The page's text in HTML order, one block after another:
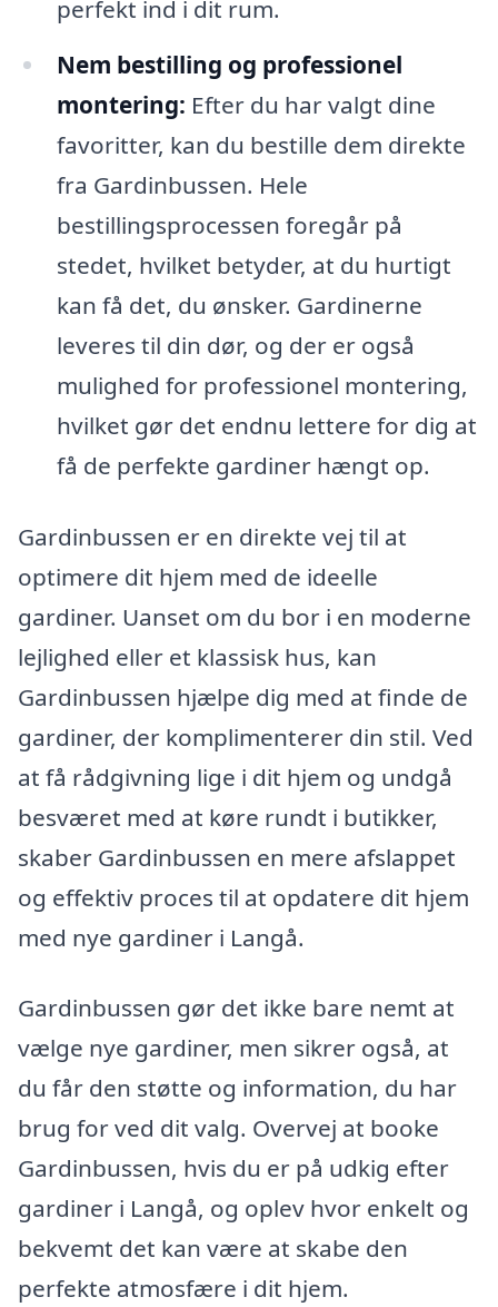
perfekt ind i dit rum.
Nem bestilling og professionel
montering: Efter du har valgt dine
favoritter, kan du bestille dem direkte
fra Gardinbussen. Hele
bestillingsprocessen foregår på
stedet, hvilket betyder, at du hurtigt
kan få det, du ønsker. Gardinerne
leveres til din dør, og der er også
mulighed for professionel montering,
hvilket gør det endnu lettere for dig at
få de perfekte gardiner hængt op.
Gardinbussen er en direkte vej til at
optimere dit hjem med de ideelle
gardiner. Uanset om du bor i en moderne
lejlighed eller et klassisk hus, kan
Gardinbussen hjælpe dig med at finde de
gardiner, der komplimenterer din stil. Ved
at få rådgivning lige i dit hjem og undgå
besværet med at køre rundt i butikker,
skaber Gardinbussen en mere afslappet
og effektiv proces til at opdatere dit hjem
med nye gardiner i Langå.
Gardinbussen gør det ikke bare nemt at
vælge nye gardiner, men sikrer også, at
du får den støtte og information, du har
brug for ved dit valg. Overvej at booke
Gardinbussen, hvis du er på udkig efter
gardiner i Langå, og oplev hvor enkelt og
bekvemt det kan være at skabe den
perfekte atmosfære i dit hjem.